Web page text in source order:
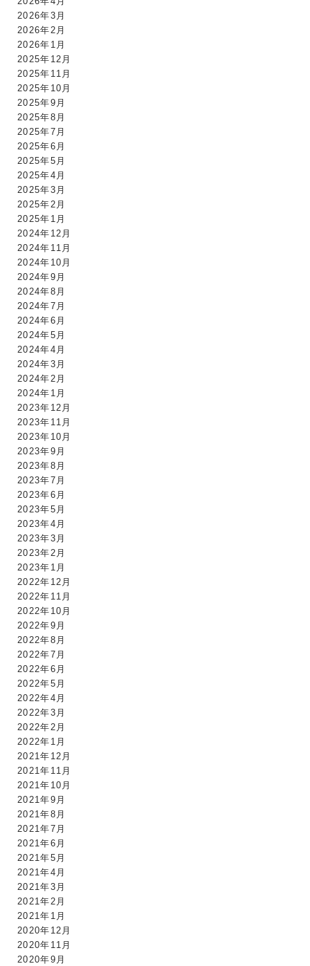
2026年3月
2026年2月
2026年1月
2025年12月
2025年11月
2025年10月
2025年9月
2025年8月
2025年7月
2025年6月
2025年5月
2025年4月
2025年3月
2025年2月
2025年1月
2024年12月
2024年11月
2024年10月
2024年9月
2024年8月
2024年7月
2024年6月
2024年5月
2024年4月
2024年3月
2024年2月
2024年1月
2023年12月
2023年11月
2023年10月
2023年9月
2023年8月
2023年7月
2023年6月
2023年5月
2023年4月
2023年3月
2023年2月
2023年1月
2022年12月
2022年11月
2022年10月
2022年9月
2022年8月
2022年7月
2022年6月
2022年5月
2022年4月
2022年3月
2022年2月
2022年1月
2021年12月
2021年11月
2021年10月
2021年9月
2021年8月
2021年7月
2021年6月
2021年5月
2021年4月
2021年3月
2021年2月
2021年1月
2020年12月
2020年11月
2020年9月